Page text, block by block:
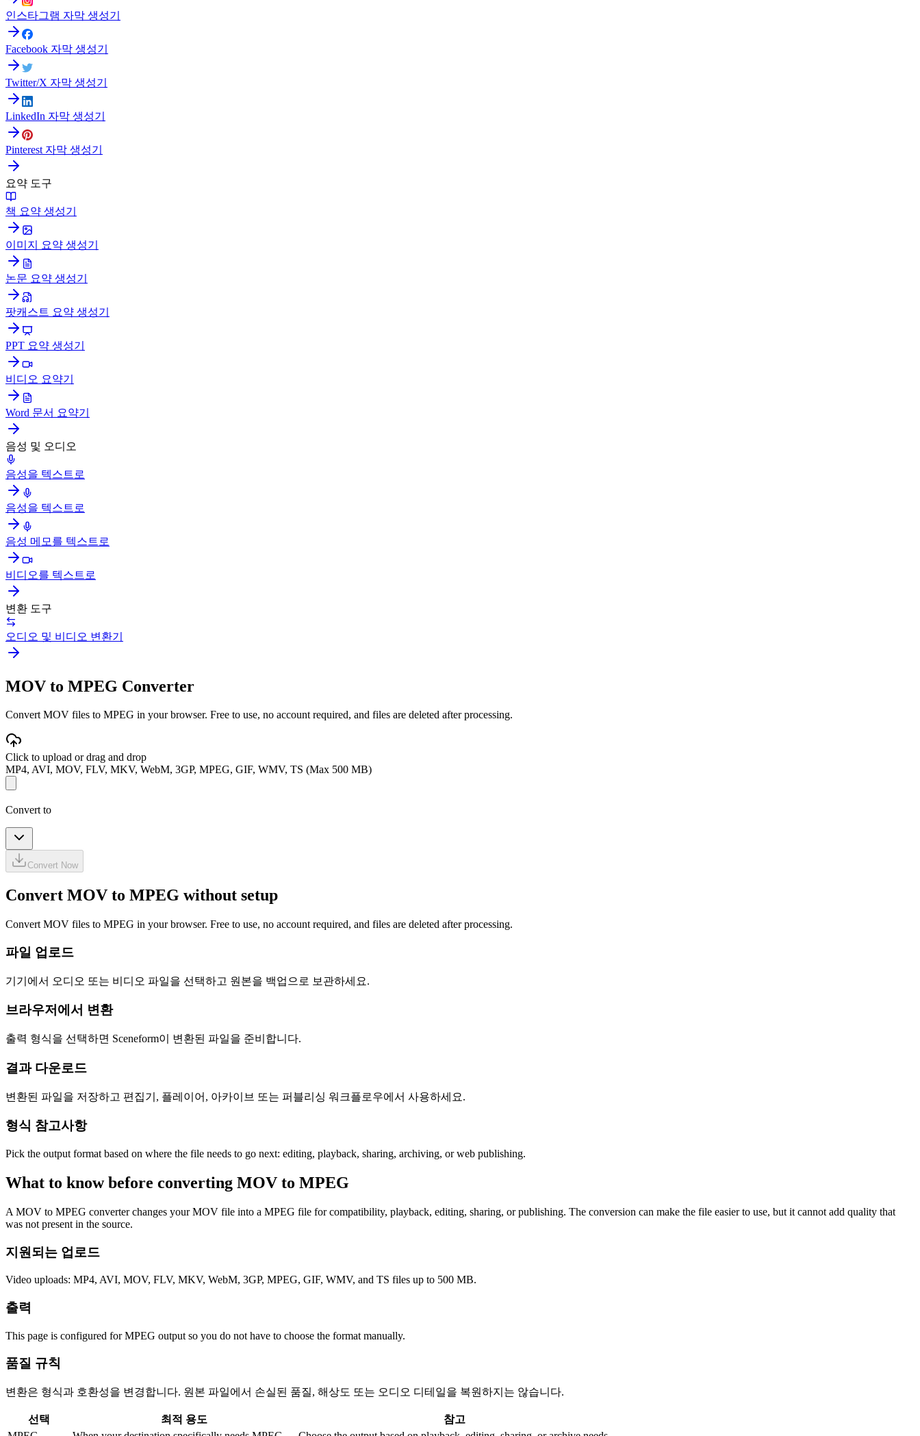
인스타그램 자막 생성기
Facebook 자막 생성기
Twitter/X 자막 생성기
LinkedIn 자막 생성기
Pinterest 자막 생성기
요약 도구
책 요약 생성기
이미지 요약 생성기
논문 요약 생성기
팟캐스트 요약 생성기
PPT 요약 생성기
비디오 요약기
Word 문서 요약기
음성 및 오디오
음성을 텍스트로
음성을 텍스트로
음성 메모를 텍스트로
비디오를 텍스트로
변환 도구
오디오 및 비디오 변환기
MOV to MPEG Converter
Convert MOV files to MPEG in your browser. Free to use, no account required, and files are deleted after processing.
Click to upload or drag and drop
MP4, AVI, MOV, FLV, MKV, WebM, 3GP, MPEG, GIF, WMV, TS (Max 500 MB)
Convert to
Convert Now
Convert MOV to MPEG without setup
Convert MOV files to MPEG in your browser. Free to use, no account required, and files are deleted after processing.
파일 업로드
기기에서 오디오 또는 비디오 파일을 선택하고 원본을 백업으로 보관하세요.
브라우저에서 변환
출력 형식을 선택하면 Sceneform이 변환된 파일을 준비합니다.
결과 다운로드
변환된 파일을 저장하고 편집기, 플레이어, 아카이브 또는 퍼블리싱 워크플로우에서 사용하세요.
형식 참고사항
Pick the output format based on where the file needs to go next: editing, playback, sharing, archiving, or web publishing.
What to know before converting MOV to MPEG
A MOV to MPEG converter changes your MOV file into a MPEG file for compatibility, playback, editing, sharing, or publishing. The conversion can make the file easier to use, but it cannot add quality that
was not present in the source.
지원되는 업로드
Video uploads: MP4, AVI, MOV, FLV, MKV, WebM, 3GP, MPEG, GIF, WMV, and TS files up to 500 MB.
출력
This page is configured for MPEG output so you do not have to choose the format manually.
품질 규칙
변환은 형식과 호환성을 변경합니다. 원본 파일에서 손실된 품질, 해상도 또는 오디오 디테일을 복원하지는 않습니다.
선택 최적 용도
참고